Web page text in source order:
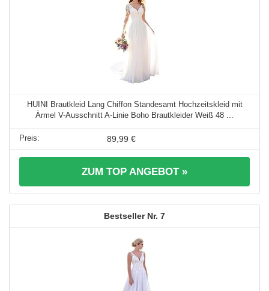
HUINI Brautkleid Lang Chiffon Standesamt Hochzeitskleid mit
Ärmel V-Ausschnitt A-Linie Boho Brautkleider Weiß 48 ...
89,99 €
ZUM TOP ANGEBOT »
7